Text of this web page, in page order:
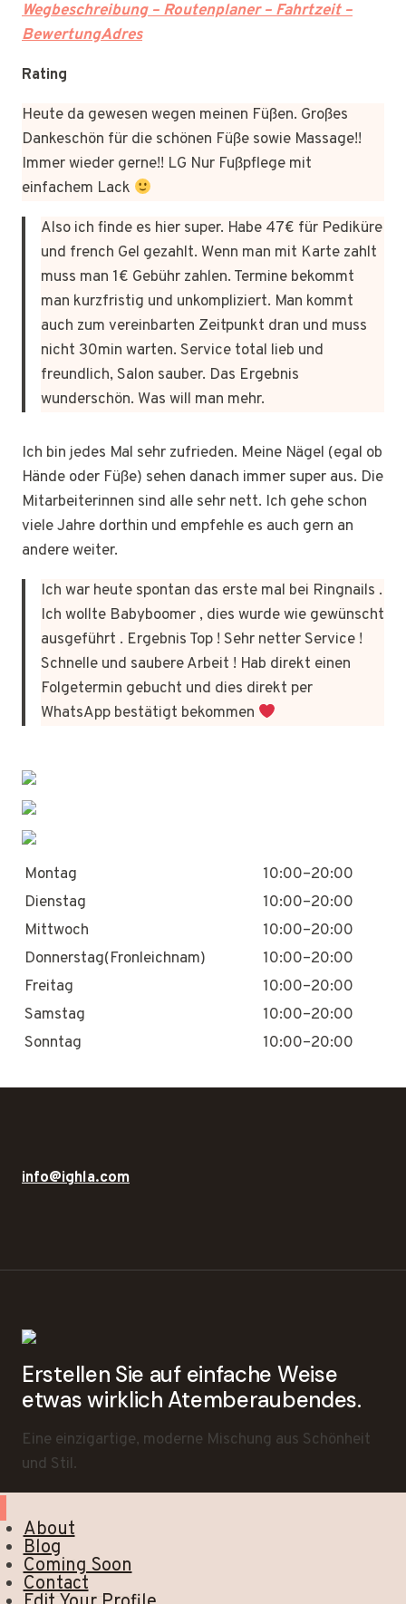
Wegbeschreibung – Routenplaner – Fahrtzeit –
BewertungAdres
Rating
Heute da gewesen wegen meinen Füßen. Großes
Dankeschön für die schönen Füße sowie Massage!!
Immer wieder gerne!! LG Nur Fußpflege mit
einfachem Lack
Also ich finde es hier super. Habe 47€ für Pediküre
und french Gel gezahlt. Wenn man mit Karte zahlt
muss man 1€ Gebühr zahlen. Termine bekommt
man kurzfristig und unkompliziert. Man kommt
auch zum vereinbarten Zeitpunkt dran und muss
nicht 30min warten. Service total lieb und
freundlich, Salon sauber. Das Ergebnis
wunderschön. Was will man mehr.
Ich bin jedes Mal sehr zufrieden. Meine Nägel (egal ob
Hände oder Füße) sehen danach immer super aus. Die
Mitarbeiterinnen sind alle sehr nett. Ich gehe schon
viele Jahre dorthin und empfehle es auch gern an
andere weiter.
Ich war heute spontan das erste mal bei Ringnails .
Ich wollte Babyboomer , dies wurde wie gewünscht
ausgeführt . Ergebnis Top ! Sehr netter Service !
Schnelle und saubere Arbeit ! Hab direkt einen
Folgetermin gebucht und dies direkt per
WhatsApp bestätigt bekommen
Montag
10:00–20:00
Dienstag
10:00–20:00
Mittwoch
10:00–20:00
Donnerstag(Fronleichnam)
10:00–20:00
Freitag
10:00–20:00
Samstag
10:00–20:00
Sonntag
10:00–20:00
info@ighla.com
Erstellen Sie auf einfache Weise
etwas wirklich Atemberaubendes.
Eine einzigartige, moderne Mischung aus Schönheit
und Stil.
About
Blog
Coming Soon
Contact